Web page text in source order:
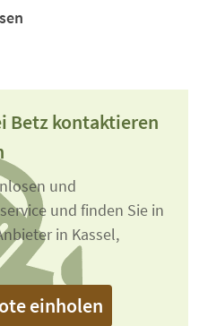
Betz kontaktieren
und
und finden Sie in
in Kassel,
einholen